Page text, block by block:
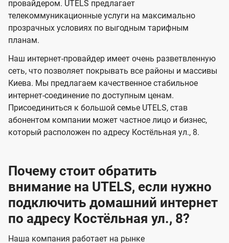
s
и
д
е
н
и
я
д
е
и
я
провайдером. UTELS предлагает
телекоммуникационные услуги на максимально
прозрачных условиях по выгодным тарифным
планам.
Наш интернет-провайдер имеет очень разветвленную
сеть, что позволяет покрывать все районы и массивы
Киева. Мы предлагаем качественное стабильное
интернет-соединение по доступным ценам.
Присоединиться к большой семье UTELS, став
абонентом компании может частное лицо и бизнес,
который расположен по адресу Костёльная ул., 8.
Почему стоит обратить
внимание на UTELS, если нужно
подключить домашний интернет
по адресу Костёльная ул., 8?
Наша компания работает на рынке